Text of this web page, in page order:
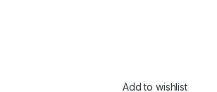
Add to wishlist